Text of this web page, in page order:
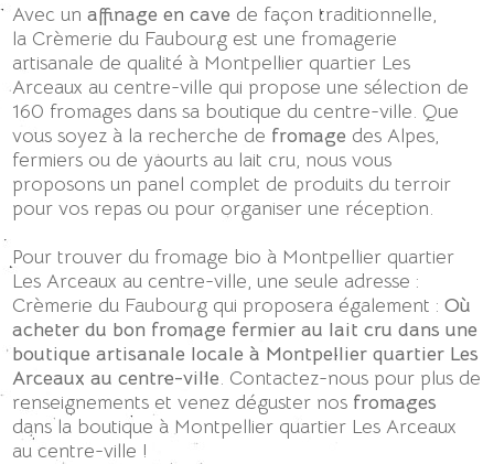
Avec unaffinage en cave de façon traditionnelle,
la Crèmerie du Faubourg est une fromagerie
artisanale de qualité à Montpellier quartier Les
Arceaux au centre-ville qui propose une sélection de
160 fromages dans sa boutique du centre-ville. Que
vous soyez à la recherche de fromage des Alpes,
fermiers ou de yaourts au lait cru, nous vous
proposons un panel complet de produits du terroir
pour vos repas ou pour organiser une réception.
Pour trouver du fromage bio à Montpellier quartier
Les Arceaux au centre-ville, une seule adresse :
Crèmerie du Faubourg qui proposera également :Où
acheter du bon fromage fermier au lait cru dans une
boutique artisanale locale à Montpellier quartier Les
Arceaux au centre-ville. Contactez-nous pour plus de
renseignements et venez déguster nos fromages
dans la boutique à Montpellier quartier Les Arceaux
au centre-ville !